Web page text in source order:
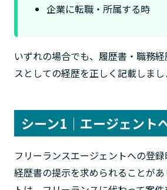
企業に転職・所属する時
いずれの場合でも、履歴書・職務
スとしての経歴を正しく記載しまし
シーン1｜エージェント
フリーランスエージェントへの登
経歴書の提示を求められることが